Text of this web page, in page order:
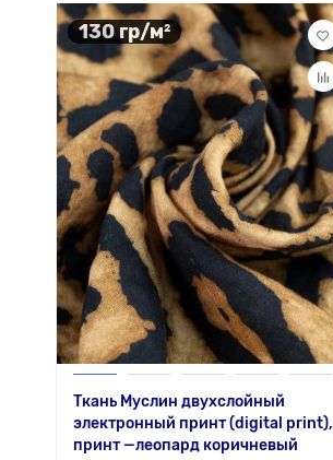
130 гр/м²
Ткань Муслин двухслойный
электронный принт (digital print),
принт —леопард коричневый